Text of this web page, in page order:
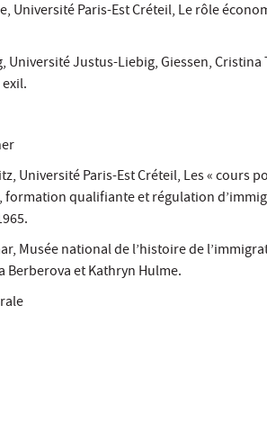
Université Paris-Est Créteil, Le rôle
Université Justus-Liebig, Giessen,
Université Paris-Est Créteil, Les « cours
qualifiante et régulation
Musée national de l’histoire de
Berberova et Kathryn Hulme.